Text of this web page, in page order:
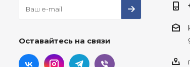
Оставайтесь на связи